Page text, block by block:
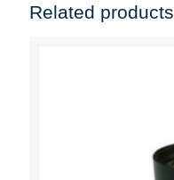
Related products